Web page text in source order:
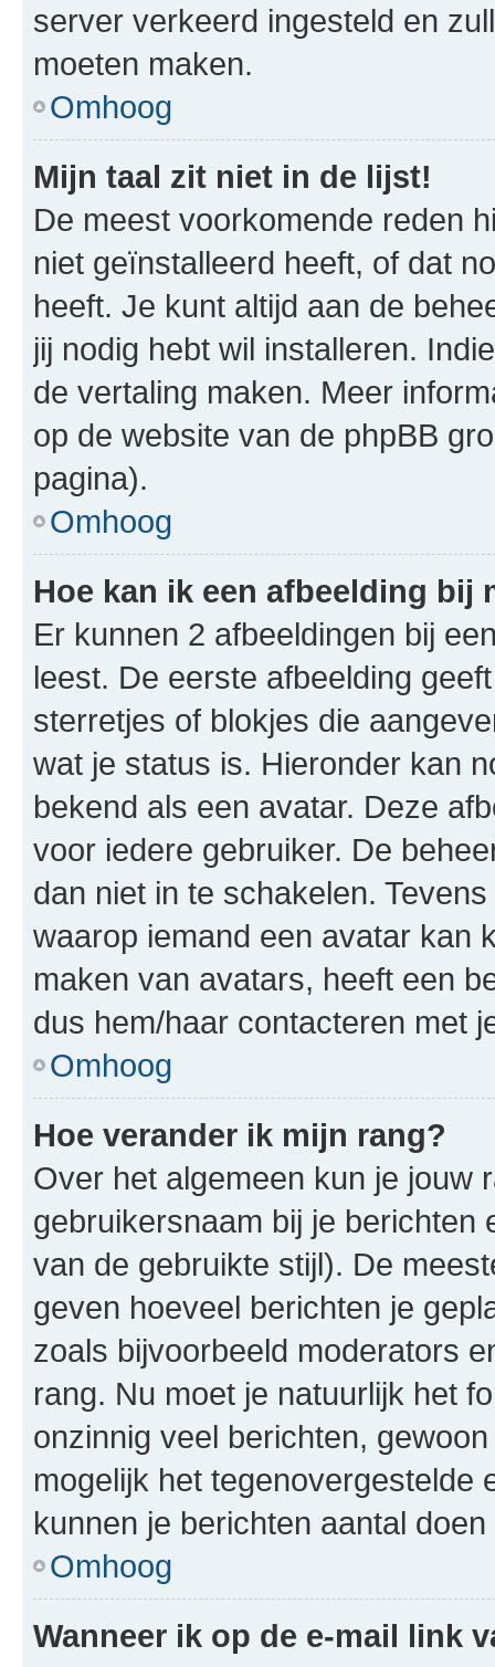
server verkeerd ingesteld en
moeten maken.
Omhoog
Mijn taal zit niet in de lijst!
De meest voorkomende reden
niet geïnstalleerd heeft, of dat
heeft. Je kunt altijd aan de
jij nodig hebt wil installeren.
de vertaling maken. Meer
op de website van de phpBB
pagina).
Omhoog
Hoe kan ik een afbeelding bij
Er kunnen 2 afbeeldingen bij
leest. De eerste afbeelding
sterretjes of blokjes die
wat je status is. Hieronder kan
bekend als een avatar. Deze
voor iedere gebruiker. De
dan niet in te schakelen.
waarop iemand een avatar kan
maken van avatars, heeft een
dus hem/haar contacteren met
Omhoog
Hoe verander ik mijn rang?
Over het algemeen kun je jouw
gebruikersnaam bij je berichten
van de gebruikte stijl). De
geven hoeveel berichten je
zoals bijvoorbeeld moderators
rang. Nu moet je natuurlijk het
onzinnig veel berichten,
mogelijk het tegenovergestelde
kunnen je berichten aantal doen
Omhoog
Wanneer ik op de e-mail link